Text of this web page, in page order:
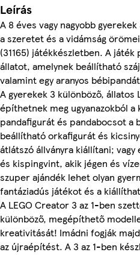
Leírás
A 8 éves vagy nagyobb
a szeretet és a vidámság
(31165) játékkészletben. A
állatot, amelynek beállítható
valamint egy aranyos
A gyerekek 3 különböző,
építhetnek meg ugyanazokból
pandafigurát és pandabocsot a
beállítható orkafigurát és
átlátszó állványra kiállítani;
és kispingvint, akik jégen és
szuper ajándék lehet olyan
fantáziadús játékot és a
A LEGO Creator 3 az 1-ben
különböző, megépíthető
kreativitását! Imádni fogják
az újraépítést. A 3 az 1-ben